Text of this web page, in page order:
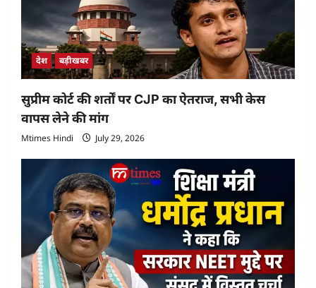
देश बड़ीखबर
सुप्रीम कोर्ट की शर्तों पर CJP का ऐतराज, सभी केस
वापस लेने की मांग
Mtimes Hindi July 29, 2026